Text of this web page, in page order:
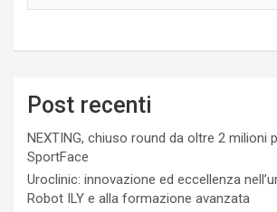
Post recenti
NEXTING, chiuso round da oltre 2 milioni
SportFace
Uroclinic: innovazione ed eccellenza
Robot ILY e alla formazione avanzata